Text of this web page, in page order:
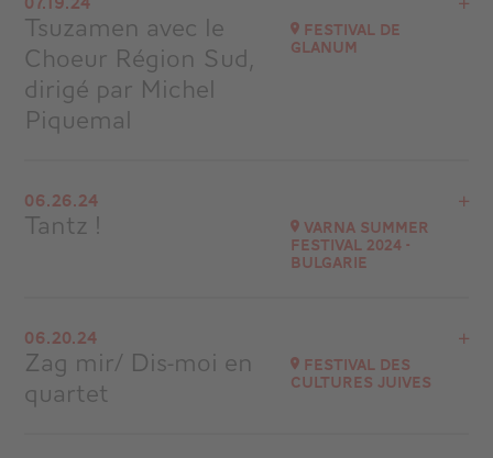
Festival Quatuor à Vendôme
at20H30
Buy your tickets
Tsuzamen avec le
Choeur Région Sud,
dirigé par Michel
Piquemal
FESTIVAL DE
GLANUM
Saint-Rémy de Provence
at21H30
06.26.24
Tantz ! Varna Summer
Festival 2024 -
Bulgarie
Varna - Bulgarie
Go to site
06.20.24
Zag mir/ Dis-moi en
quartet
Festival des
Cultures Juives